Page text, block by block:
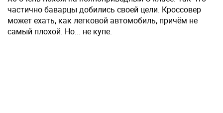
частично баварцы добились своей цели. Кроссовер
может ехать, как легковой автомобиль, причём не
самый плохой. Но... не купе.